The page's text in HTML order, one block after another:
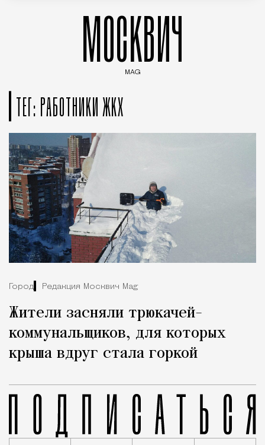
МОСКВИЧ
MAG
ТЕГ: РАБОТНИКИ ЖКХ
Город Редакция Москвич Mag
Жители засняли трюкачей-
коммунальщиков, для которых
крыша вдруг стала горкой